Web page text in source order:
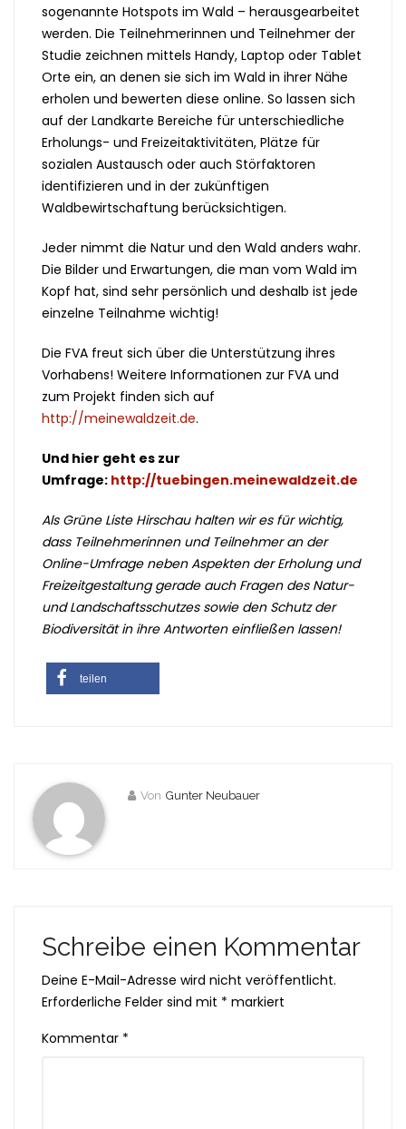
sogenannte Hotspots im Wald – herausgearbeitet
werden. Die Teilnehmerinnen und Teilnehmer der
Studie zeichnen mittels Handy, Laptop oder Tablet
Orte ein, an denen sie sich im Wald in ihrer Nähe
erholen und bewerten diese online. So lassen sich
auf der Landkarte Bereiche für unterschiedliche
Erholungs- und Freizeitaktivitäten, Plätze für
sozialen Austausch oder auch Störfaktoren
identifizieren und in der zukünftigen
Waldbewirtschaftung berücksichtigen.
Jeder nimmt die Natur und den Wald anders wahr.
Die Bilder und Erwartungen, die man vom Wald im
Kopf hat, sind sehr persönlich und deshalb ist jede
einzelne Teilnahme wichtig!
Die FVA freut sich über die Unterstützung ihres
Vorhabens! Weitere Informationen zur FVA und
zum Projekt finden sich auf
http://meinewaldzeit.de.
Und hier geht es zur
Umfrage: http://tuebingen.meinewaldzeit.de
Als Grüne Liste Hirschau halten wir es für wichtig,
dass Teilnehmerinnen und Teilnehmer an der
Online-Umfrage neben Aspekten der Erholung und
Freizeitgestaltung gerade auch Fragen des Natur-
und Landschaftsschutzes sowie den Schutz der
Biodiversität in ihre Antworten einfließen lassen!
teilen
Von Gunter Neubauer
Schreibe einen Kommentar
Deine E-Mail-Adresse wird nicht veröffentlicht.
Erforderliche Felder sind mit * markiert
Kommentar *